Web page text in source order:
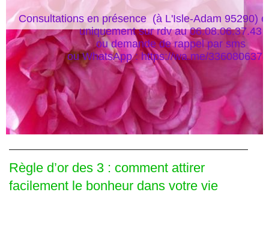
Consultations en présence  (à L'Isle-Adam 95290)
uniquement sur rdv au 06.08.06.37.43
ou demande de rappel par sms
ou WhatsApp : https://wa.me/
Règle d’or des 3 : comment attirer
facilement le bonheur dans votre vie